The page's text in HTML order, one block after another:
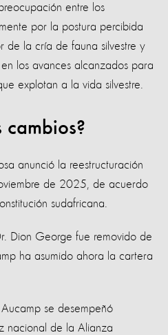
entre los
por la postura percibida
de la cría de fauna silvestre y
los avances alcanzados para
explotan a la vida silvestre.
cambios?
anunció la reestructuración
de 2025, de acuerdo
sudafricana.
Dion George fue removido de
ha asumido ahora la cartera
se desempeñó
nacional de la Alianza